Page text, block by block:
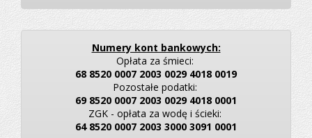
Numery kont bankowych:
Opłata za śmieci:
68 8520 0007 2003 0029 4018 0019
Pozostałe podatki:
69 8520 0007 2003 0029 4018 0001
ZGK - opłata za wodę i ścieki:
64 8520 0007 2003 3000 3091 0001